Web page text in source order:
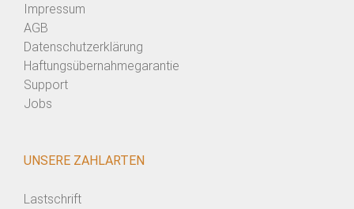
Impressum
AGB
Datenschutzerklärung
Haftungsübernahmegarantie
Support
Jobs
UNSERE ZAHLARTEN
Lastschrift